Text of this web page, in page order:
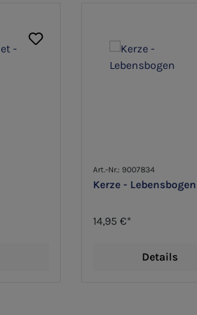
Art.-Nr.: 9007834
Kerze - Lebensbogen
14,95 €*
Details